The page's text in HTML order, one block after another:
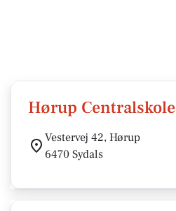
Hørup Centralskole
Vestervej 42, Hørup
6470 Sydals